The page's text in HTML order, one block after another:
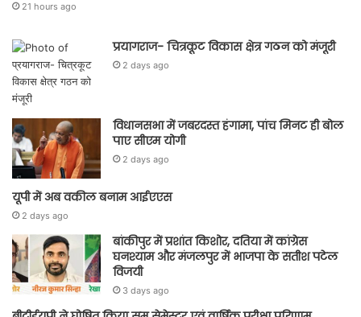
21 hours ago
प्रयागराज- चित्रकूट विकास क्षेत्र गठन को मंजूरी
2 days ago
विधानसभा में जबरदस्त हंगामा, पांच मिनट ही बोल
पाए सीएम योगी
2 days ago
यूपी में अब वकील बनाम आईएएस
2 days ago
बांकीपुर में प्रशांत किशोर, दतिया में कांग्रेस
घनश्याम और मंजलपुर में भाजपा के सतीश पटेल
विजयी
3 days ago